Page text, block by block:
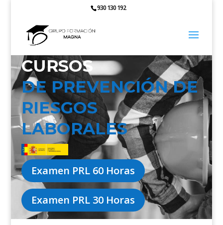
930 130 192
CURSOS
DE PREVENCIÓN DE
RIESGOS
LABORALES
Examen PRL 60 Horas
Examen PRL 30 Horas